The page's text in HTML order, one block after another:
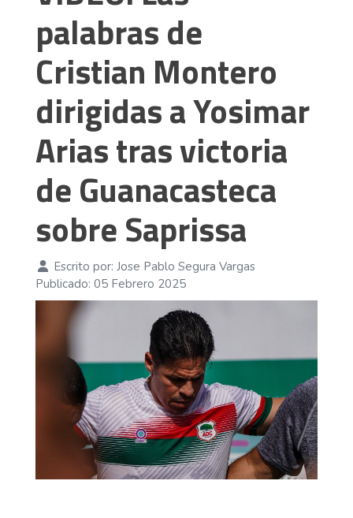
palabras de
Cristian Montero
dirigidas a Yosimar
Arias tras victoria
de Guanacasteca
sobre Saprissa
Escrito por: Jose Pablo Segura Vargas
Publicado: 05 Febrero 2025